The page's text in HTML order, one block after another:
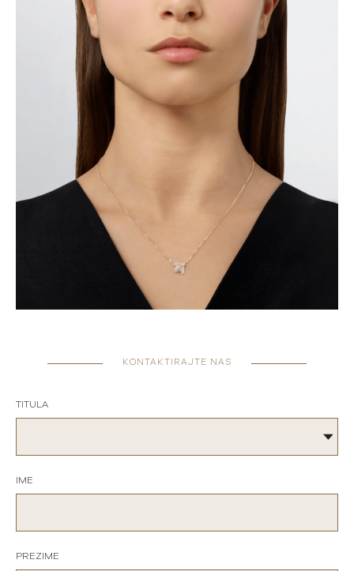
KONTAKTIRAJTE NAS
TITULA
IME
PREZIME